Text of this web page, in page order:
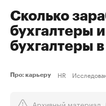
Сколько
бухгалтеры
бухгалтеры
Про: карьеру HR